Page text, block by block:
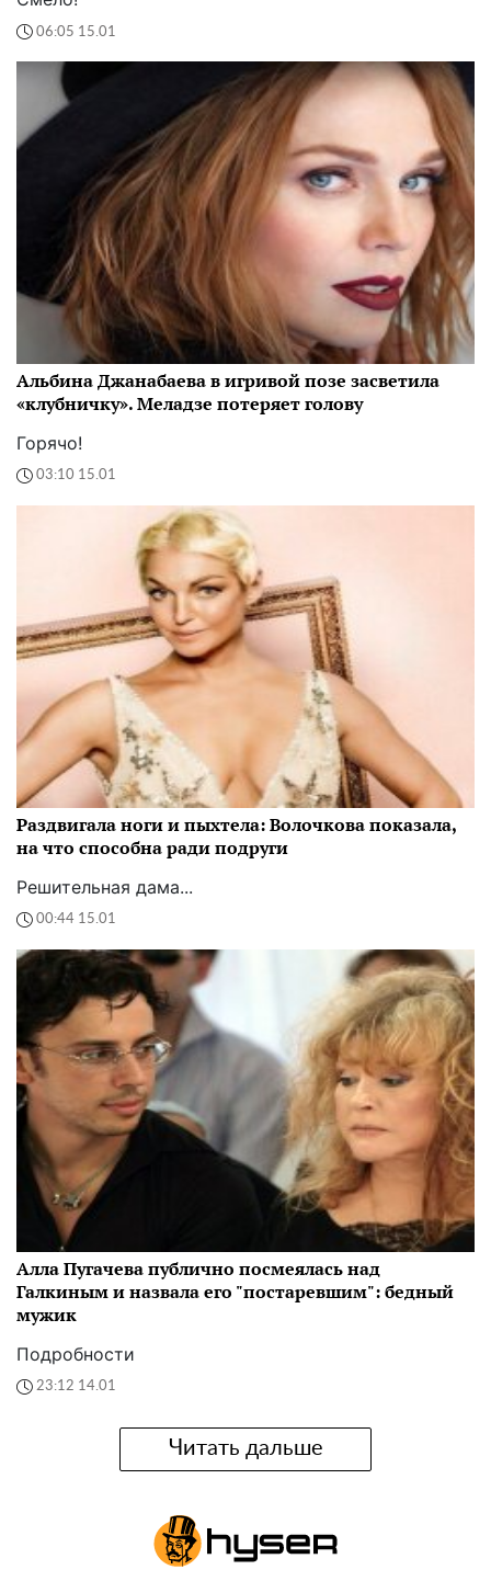
06:05 15.01
Альбина Джанабаева в игривой позе засветила
«клубничку». Меладзе потеряет голову
Горячо!
03:10 15.01
Раздвигала ноги и пыхтела: Волочкова показала,
на что способна ради подруги
Решительная дама...
00:44 15.01
Алла Пугачева публично посмеялась над
Галкиным и назвала его "постаревшим": бедный
мужик
Подробности
23:12 14.01
Читать дальше